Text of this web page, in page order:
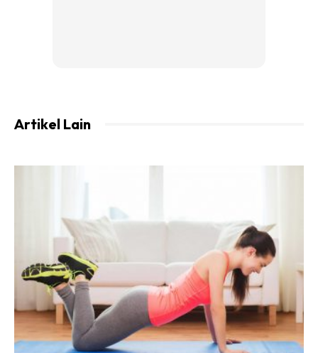
Woman nature photo created by gpointstudio – www.freepik.com
Buah-buahan dan sayuran mempunyai kandungan air yang
tinggi. Contohnya sayur seperti timun dan tembikai.
Memakan buahan segar juga boleh membantu
mengekalkan suhu badan. Antara makanan yang anda
perlu kurangkan atau elak pula ialah makanan pedas,
berminyak dan protein tinggi kerana ia boleh meningkatkan
haba metabolik memanaskan badan.
Artikel Lain